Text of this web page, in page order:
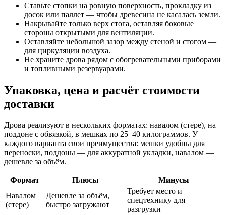
Ставьте стопки на ровную поверхность, прокладку из
досок или паллет — чтобы древесина не касалась земли.
Накрывайте только верх стога, оставляя боковые
стороны открытыми для вентиляции.
Оставляйте небольшой зазор между стеной и стогом —
для циркуляции воздуха.
Не храните дрова рядом с обогревательными приборами
и топливными резервуарами.
Упаковка, цена и расчёт стоимости
доставки
Дрова реализуют в нескольких форматах: навалом (стере), на
поддоне с обвязкой, в мешках по 25–40 килограммов. У
каждого варианта свои преимущества: мешки удобны для
переноски, поддоны — для аккуратной укладки, навалом —
дешевле за объём.
Формат Плюсы
Минусы
Навалом
(стере)
Дешевле за объём,
быстро загружают
Требует место и
спецтехнику для
разгрузки